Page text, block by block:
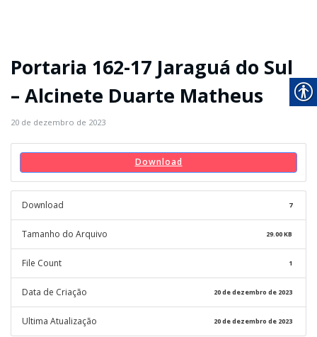
Portaria 162-17 Jaraguá do Sul
– Alcinete Duarte Matheus
20 de dezembro de 2023
Download
Download 7
Tamanho do Arquivo 29.00 KB
File Count 1
Data de Criação 20 de dezembro de 2023
Ultima Atualização 20 de dezembro de 2023